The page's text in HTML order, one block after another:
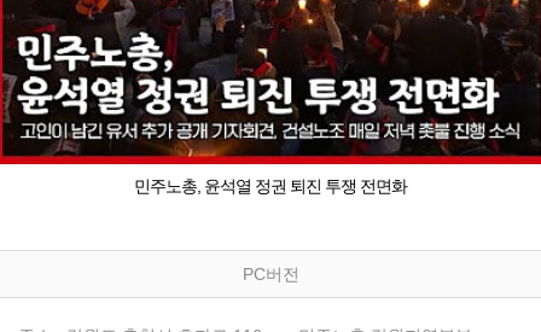
민주노총, 윤석열 정권 퇴진 투쟁 전면화
PC버전